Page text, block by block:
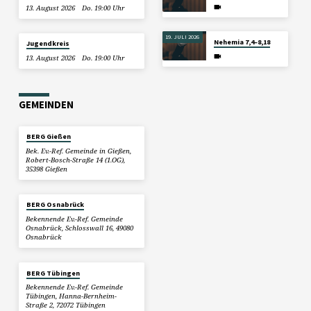
13. August 2026
Do. 19:00 Uhr
Jugendkreis
13. August 2026
Do. 19:00 Uhr
19. JULI 2026
Nehemia 7,4–8,18
GEMEINDEN
BERG Gießen
Bek. Ev.-Ref. Gemeinde in Gießen,
Robert-Bosch-Straße 14 (1.OG),
35398 Gießen
BERG Osnabrück
Bekennende Ev.-Ref. Gemeinde
Osnabrück, Schlosswall 16, 49080
Osnabrück
BERG Tübingen
Bekennende Ev.-Ref. Gemeinde
Tübingen, Hanna-Bernheim-
Straße 2, 72072 Tübingen